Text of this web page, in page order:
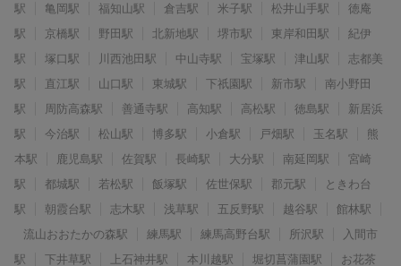
駅
亀岡駅 福知山駅 倉吉駅 米子駅 松井山手駅
徳庵
駅
京橋駅 野田駅 北新地駅 堺市駅 東岸和田駅
紀伊
駅
塚口駅 川西池田駅 中山寺駅 宝塚駅 津山駅
志都美
駅
直江駅 山口駅 東城駅 下祇園駅 新市駅
南小野田
駅
周防高森駅 善通寺駅 高知駅 高松駅 徳島駅
新居浜
駅
今治駅 松山駅 博多駅 小倉駅 戸畑駅 玉名駅
熊
本駅
鹿児島駅 佐賀駅 長崎駅 大分駅 南延岡駅
宮崎
駅
都城駅 若松駅 飯塚駅 佐世保駅 郡元駅
ときわ台
駅
朝霞台駅 志木駅 浅草駅 五反野駅 越谷駅
館林駅
流山おおたかの森駅
練馬駅 練馬高野台駅 所沢駅
入間市
駅
下井草駅 上石神井駅 本川越駅 堀切菖蒲園駅 お花茶